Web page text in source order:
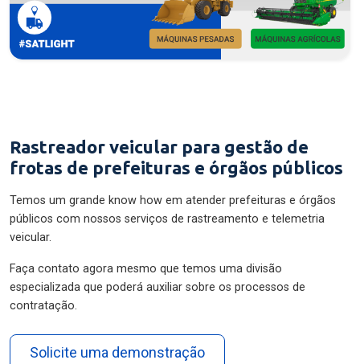
Rastreador veicular para gestão de
frotas de prefeituras e órgãos públicos
Temos um grande know how em atender prefeituras e órgãos
públicos com nossos serviços de rastreamento e telemetria
veicular.
Faça contato agora mesmo que temos uma divisão
especializada que poderá auxiliar sobre os processos de
contratação.
Solicite uma demonstração